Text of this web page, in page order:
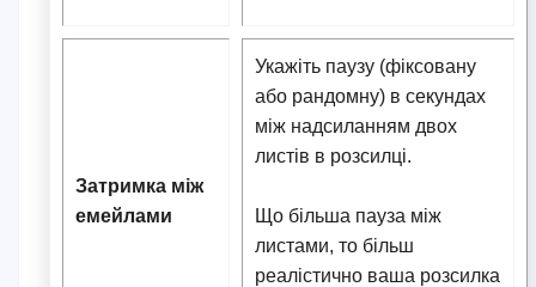
Затримка між
емейлами
Укажіть паузу (фіксовану
або рандомну) в секундах
між надсиланням двох
листів в розсилці.
Що більша пауза між
листами, то більш
реалістично ваша розсилка